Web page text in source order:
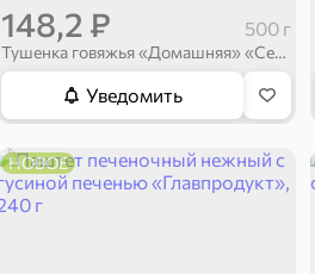
148,2 ₽ 500 г
Тушенка говяжья «Домашняя» «Семейный бюджет», 500 г
Уведомить
НОВОЕ